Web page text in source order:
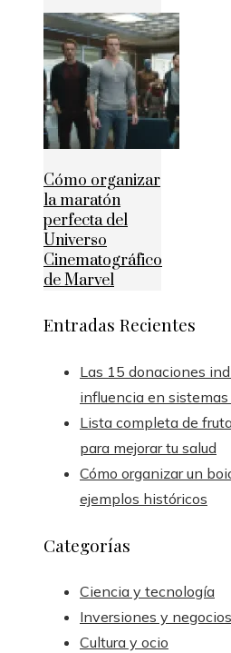
Cómo organizar
la maratón
perfecta del
Universo
Cinematográfico
de Marvel
Entradas Recientes
Las 15 donaciones
influencia en
Lista completa de
para mejorar tu salud
Cómo organizar un
ejemplos históricos
Categorías
Ciencia y tecnología
Inversiones y negocios
Cultura y ocio